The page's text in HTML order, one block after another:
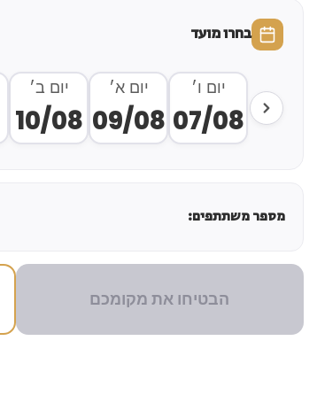
בחרו מועד
יום ו׳
07/08
יום א׳
09/08
יום ב׳
10/08
מספר משתתפים:
הבטיחו את מקומכם